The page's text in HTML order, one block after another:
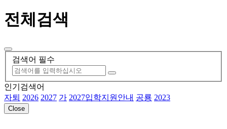
전체검색
검색어 필수
인기검색어
자퇴 2026 2027 가 2027입학지원안내 공룡 2023
Close